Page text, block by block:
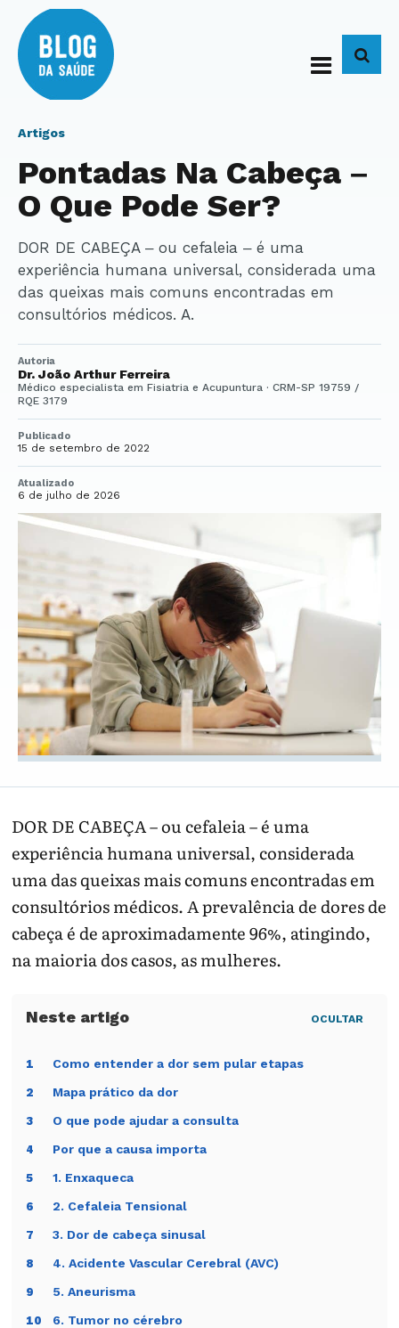
Artigos
Pontadas Na Cabeça –
O Que Pode Ser?
DOR DE CABEÇA – ou cefaleia – é uma
experiência humana universal, considerada uma
das queixas mais comuns encontradas em
consultórios médicos. A.
Autoria
Dr. João Arthur Ferreira
Médico especialista em Fisiatria e Acupuntura · CRM-SP 19759 /
RQE 3179
Publicado
15 de setembro de 2022
Atualizado
6 de julho de 2026
DOR DE CABEÇA – ou cefaleia – é uma
experiência humana universal, considerada
uma das queixas mais comuns encontradas em
consultórios médicos. A prevalência de dores de
cabeça é de aproximadamente 96%, atingindo,
na maioria dos casos, as mulheres.
OCULTAR
1 Como entender a dor sem pular etapas
2 Mapa prático da dor
3 O que pode ajudar a consulta
4 Por que a causa importa
5 1. Enxaqueca
6 2. Cefaleia Tensional
7 3. Dor de cabeça sinusal
8 4. Acidente Vascular Cerebral (AVC)
9 5. Aneurisma
10 6. Tumor no cérebro